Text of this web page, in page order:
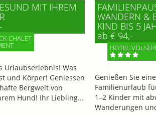
MIT IHREM
CHALET
Urlaubserlebnis! Was
und Körper! Geniessen
Bergwelt von
Hund! Ihr Liebling...
WANDERN &
IND BIS 5
ab € 94,-
HOTEL
Genießen Sie
Familienurlaub
1–2 Kinder mit
Wanderungen